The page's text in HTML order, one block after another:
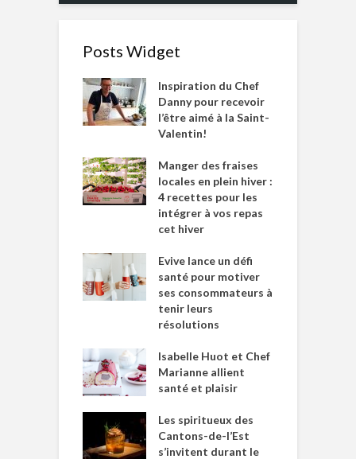
Posts Widget
Inspiration du Chef
Danny pour recevoir
l’être aimé à la Saint-
Valentin!
Manger des fraises
locales en plein hiver :
4 recettes pour les
intégrer à vos repas
cet hiver
Evive lance un défi
santé pour motiver
ses consommateurs à
tenir leurs
résolutions
Isabelle Huot et Chef
Marianne allient
santé et plaisir
Les spiritueux des
Cantons-de-l’Est
s’invitent durant le